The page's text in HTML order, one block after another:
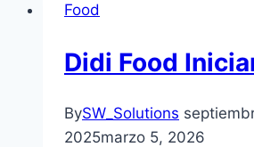
Food
Didi Food
BySW_Solutions
2025marzo 5, 2026